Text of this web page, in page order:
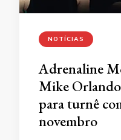
NOTÍCIAS
Adrenaline
Mike
para turnê
novembro